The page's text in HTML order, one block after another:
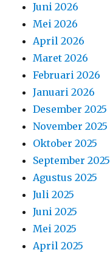
Juni 2026
Mei 2026
April 2026
Maret 2026
Februari 2026
Januari 2026
Desember 2025
November 2025
Oktober 2025
September 2025
Agustus 2025
Juli 2025
Juni 2025
Mei 2025
April 2025